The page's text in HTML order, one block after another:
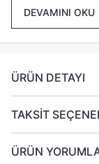
Kolay eriyen ve
Neden Bio
✅Temiz Yanma–
DEVAMINI OKU
ÜRÜN DETAYI
TAKSİT
ÜRÜN